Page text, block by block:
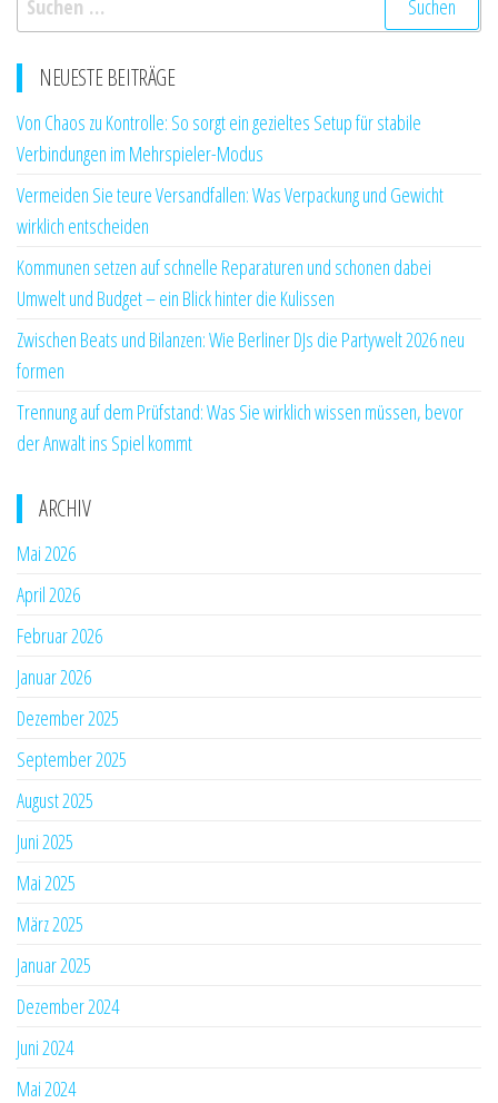
nach:
NEUESTE BEITRÄGE
Von Chaos zu Kontrolle: So sorgt ein gezieltes Setup für stabile
Verbindungen im Mehrspieler-Modus
Vermeiden Sie teure Versandfallen: Was Verpackung und Gewicht
wirklich entscheiden
Kommunen setzen auf schnelle Reparaturen und schonen dabei
Umwelt und Budget – ein Blick hinter die Kulissen
Zwischen Beats und Bilanzen: Wie Berliner DJs die Partywelt 2026 neu
formen
Trennung auf dem Prüfstand: Was Sie wirklich wissen müssen, bevor
der Anwalt ins Spiel kommt
ARCHIV
Mai 2026
April 2026
Februar 2026
Januar 2026
Dezember 2025
September 2025
August 2025
Juni 2025
Mai 2025
März 2025
Januar 2025
Dezember 2024
Juni 2024
Mai 2024